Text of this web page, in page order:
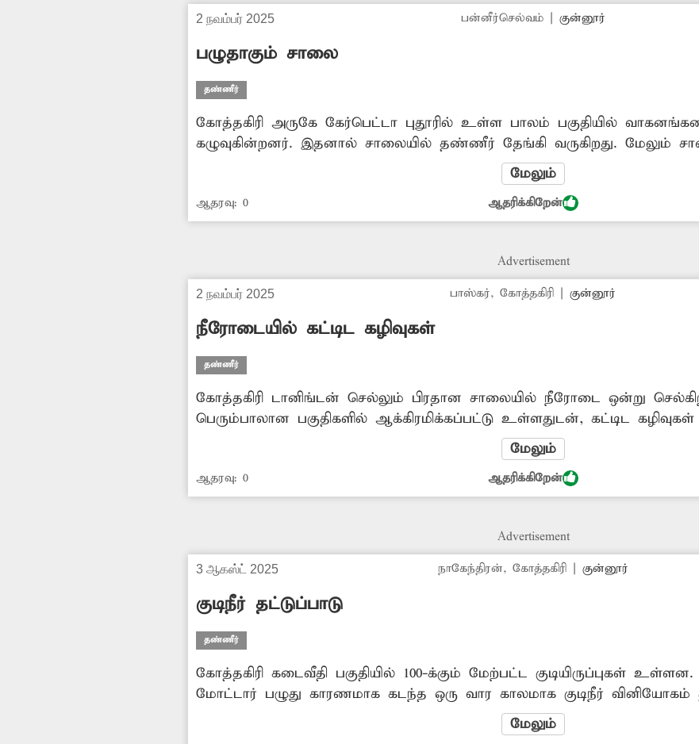
2 நவம்பர் 2025 பன்னீர்செல்வம்| குன்னூர்
பழுதாகும் சாலை
தண்ணீர்
கோத்தகிரி அருகே கேர்பெட்டா புதூரில் உள்ள பாலம் பகுதியில்
கழுவுகின்றனர். இதனால் சாலையில் தண்ணீர் தேங்கி வருகிறது. மேலும்
வருகிறது. இதனால் பல இடங்களில் சாலை மேடு, பள்ளமாக காட்சி
வழிந்து ஓட வடிகால் வசதி கூட சரிவர கிடையாது. இதனால்
அந்த வழியாக சென்று வரும் வாகன ஓட்டிகள் மற்றும் பாதசாரிகள் கடும்
அங்கு வாகனங்களை நிறுத்தி கழுவுவதை தடுக்க வேண்டும்.
மேலும்
ஆதரவு: 0 ஆதரிக்கிறேன்
Advertisement
2 நவம்பர் 2025 பாஸ்கர், கோத்தகிரி |குன்னூர்
நீரோடையில் கட்டிட கழிவுகள்
தண்ணீர்
கோத்தகிரி டானிங்டன் செல்லும் பிரதான சாலையில் நீரோடை ஒன்று
பெரும்பாலான பகுதிகளில் ஆக்கிரமிக்கப்பட்டு உள்ளதுடன், கட்டிட
எனவே நீரோடை ஆக்கிரமிப்புகளை அகற்றி, தூர்வார அதிகாரிகள்
மேலும்
ஆதரவு: 0 ஆதரிக்கிறேன்
Advertisement
3 ஆகஸ்ட் 2025 நாகேந்திரன், கோத்தகிரி| குன்னூர்
குடிநீர் தட்டுப்பாடு
தண்ணீர்
கோத்தகிரி கடைவீதி பகுதியில் 100-க்கும் மேற்பட்ட குடியிருப்புகள்
மோட்டார் பழுது காரணமாக கடந்த ஒரு வார காலமாக குடிநீர்
இதனால் குடிநீர் தட்டுப்பாடு ஏற்பட்டு அவர்கள் கடும் அவதிப்பட்டு
கொடுத்து வாங்கி குடிநீரை பயன்படுத்தும் நிலை உள்ளது. எனவே
மேலும்